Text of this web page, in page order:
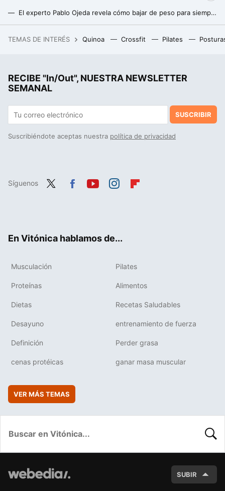
El experto Pablo Ojeda revela cómo bajar de peso para siempre: sin acudir a dietas milagro ni pasar hambre
Acabó harto de freír huevos en el Landa. Ahora tiene en Burgos el único estrella Michelin ubicado en pleno Camino de Santiago
TEMAS DE INTERÉS Quinoa Crossfit Pilates
RECIBE "In/Out", NUESTRA NEWSLETTER
SEMANAL
SUSCRIBIR
Suscribiéndote aceptas nuestra política de privacidad
Síguenos
En Vitónica hablamos de...
Musculación Pilates
Proteínas Alimentos
Dietas Recetas Saludables
Desayuno entrenamiento de fuerza
Definición Perder grasa
cenas protéicas ganar masa muscular
VER MÁS TEMAS
SUBIR